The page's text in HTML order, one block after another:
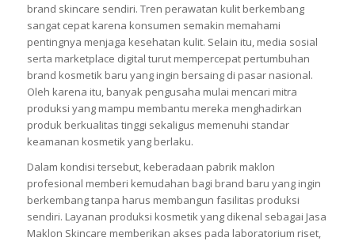
brand skincare sendiri. Tren perawatan kulit berkembang
sangat cepat karena konsumen semakin memahami
pentingnya menjaga kesehatan kulit. Selain itu, media sosial
serta marketplace digital turut mempercepat pertumbuhan
brand kosmetik baru yang ingin bersaing di pasar nasional.
Oleh karena itu, banyak pengusaha mulai mencari mitra
produksi yang mampu membantu mereka menghadirkan
produk berkualitas tinggi sekaligus memenuhi standar
keamanan kosmetik yang berlaku.
Dalam kondisi tersebut, keberadaan pabrik maklon
profesional memberi kemudahan bagi brand baru yang ingin
berkembang tanpa harus membangun fasilitas produksi
sendiri. Layanan produksi kosmetik yang dikenal sebagai Jasa
Maklon Skincare memberikan akses pada laboratorium riset,